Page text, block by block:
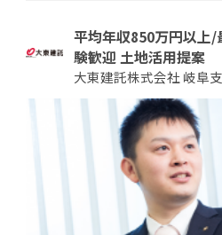
平均年収850万円以上
験歓迎 土地活用提案
大東建託株式会社 岐阜